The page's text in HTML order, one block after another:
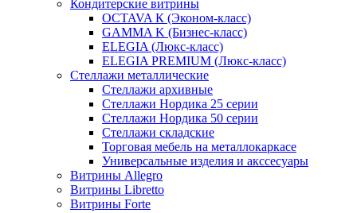
Кондитерские витрины
OCTAVA К (Эконом-класс)
GAMMA K (Бизнес-класс)
ELEGIA (Люкс-класс)
ELEGIA PREMIUM (Люкс-класс)
Стеллажи металлические
Стеллажи архивные
Стеллажи Нордика 25 серии
Стеллажи Нордика 50 серии
Стеллажи складские
Торговая мебель на металлокаркасе
Универсальные изделия и акссесуары
Витрины Allegro
Витрины Libretto
Витрины Forte